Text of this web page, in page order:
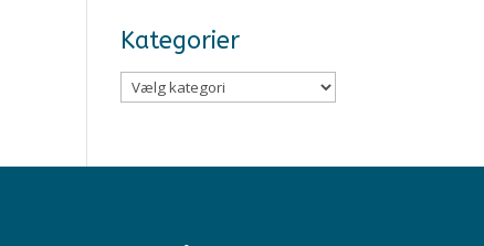
Kategorier
Kategorier